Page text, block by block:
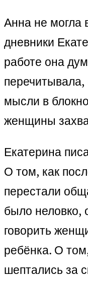
Анна не могла
дневники
работе она
мысли в
женщины
Екатерина
О том, как
перестали
было неловко,
говорить
ребёнка. О
шептались за